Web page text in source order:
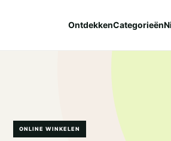
OntdekkenCategorieën
ONLINE WINKELEN